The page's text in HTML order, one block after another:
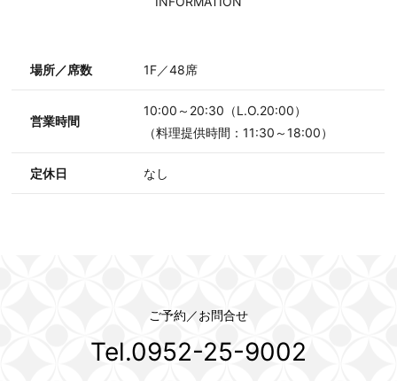
場所／席数 1F／48席
営業時間
10:00～20:30（L.O.20:00）
（料理提供時間：11:30～18:00）
定休日 なし
ご予約／お問合せ
Tel.0952-25-9002